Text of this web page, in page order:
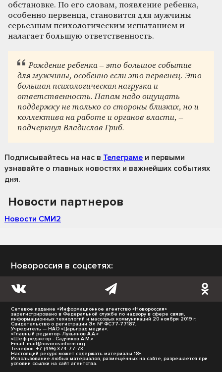
обстановке. По его словам, появление ребенка,
особенно первенца, становится для мужчины
серьезным психологическим испытанием и
налагает большую ответственность.
Рождение ребенка – это большое событие
для мужчины, особенно если это первенец. Это
большая психологическая нагрузка и
ответственность. Папам надо ощущать
поддержку не только со стороны близких, но и
коллектива на работе и органов власти, –
подчеркнул Владислав Гриб.
Подписывайтесь на нас в Телеграме и первыми
узнавайте о главных новостях и важнейших событиях
дня.
Новости партнеров
Новости СМИ2
Новороссия в соцсетях:
Сетевое издание «Информационное агентство «Новороссия»
зарегистрировано в Федеральной службе по надзору в сфере связи,
информационных технологий и массовых коммуникаций 20 ноября 2019 г.
Свидетельство о регистрации Эл № ФС77-77187.
Учредитель — НАО «Царьград медиа».
«Главный редактор- Лукьянов А.А.»
«Шеф-редактор - Садчиков А.М.»
Email: mail@novorosinform.org
Телефон: +7 (495) 374-77-73
Настоящий ресурс может содержать материалы 18+.
Использование любых материалов, размещённых на сайте, разрешается при
условии ссылки на сайт агентства.